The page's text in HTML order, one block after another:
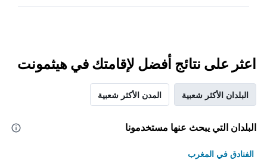
اعثر على نتائج أفضل لإقامتك في هيثمونت
البلدان الأكثر شعبية المدن الأكثر شعبية
البلدان التي يبحث عنها مستخدمونا
الفنادق في المغرب